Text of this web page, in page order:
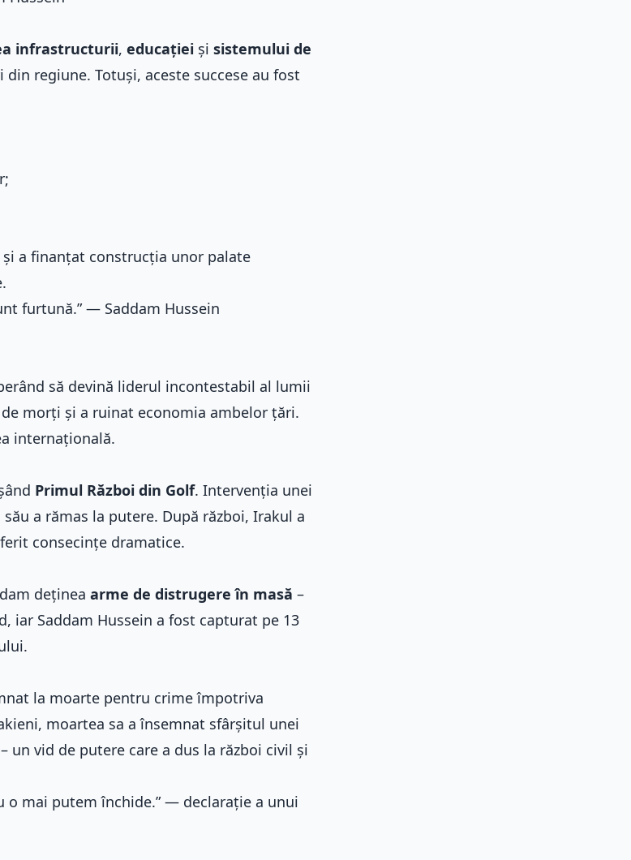
infrastructurii, educației și sistemului de
regiune. Totuși, aceste succese au fost
și a finanțat construcția unor palate
furtună.” — Saddam Hussein
să devină liderul incontestabil al lumii
morți și a ruinat economia ambelor țări.
internațională.
Primul Război din Golf. Intervenția unei
a rămas la putere. După război, Irakul a
consecințe dramatice.
deținea arme de distrugere în masă –
iar Saddam Hussein a fost capturat pe 13
la moarte pentru crime împotriva
moartea sa a însemnat sfârșitul unei
– un vid de putere care a dus la război civil și
o mai putem închide.” — declarație a unui